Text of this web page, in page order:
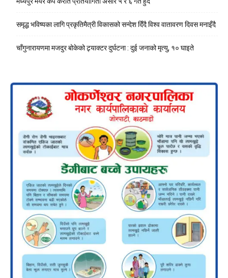
समृद्ध भविष्यका लागि प्रकृतिमैत्री विकासको सन्देश दिँदै विश्व वातावरण दिवस मनाइँदै
चाँगुनारायणमा मजदुर बोकेको ट्र्याक्टर दुर्घटना : दुई जनाको मृत्यु, १० घाइते